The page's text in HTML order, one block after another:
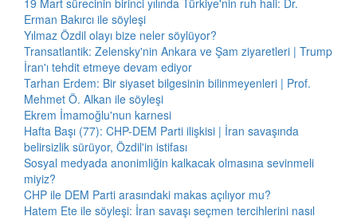
19 Mart sürecinin birinci yılında Türkiye'nin ruh hali: Dr.
Erman Bakırcı ile söyleşi
Yılmaz Özdil olayı bize neler söylüyor?
Transatlantik: Zelensky'nin Ankara ve Şam ziyaretleri | Trump
İran'ı tehdit etmeye devam ediyor
Tarhan Erdem: Bir siyaset bilgesinin bilinmeyenleri | Prof.
Mehmet Ö. Alkan ile söyleşi
Ekrem İmamoğlu'nun karnesi
Hafta Başı (77): CHP-DEM Parti ilişkisi | İran savaşında
belirsizlik sürüyor, Özdil'in istifası
Sosyal medyada anonimliğin kalkacak olmasına sevinmeli
miyiz?
CHP ile DEM Parti arasındaki makas açılıyor mu?
Hatem Ete ile söyleşi: İran savaşı seçmen tercihlerini nasıl